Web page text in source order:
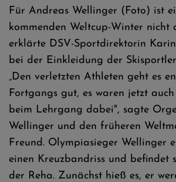
Für Andreas Wellinger (Foto) ist
kommenden Weltcup-Winter nicht
erklärte DSV-Sportdirektorin
bei der Einkleidung der
„Den verletzten Athleten geht es
Fortgangs gut, es waren jetzt
beim Lehrgang dabei", sagte
Wellinger und den früheren
Freund. Olympiasieger Wellinger
einen Kreuzbandriss und befindet
der Reha. Zunächst hieß es, er